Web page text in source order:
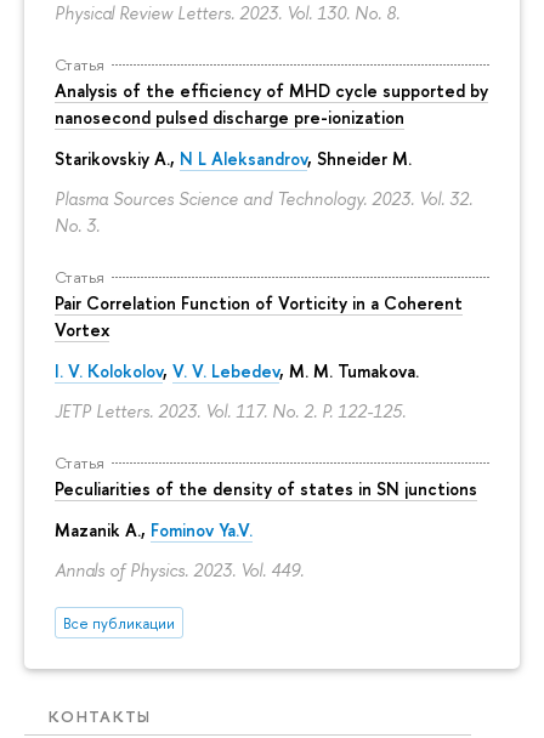
Physical Review Letters. 2023. Vol. 130. No. 8.
Статья
Analysis of the efficiency of MHD cycle supported by
nanosecond pulsed discharge pre-ionization
Starikovskiy A., N L Aleksandrov, Shneider M.
Plasma Sources Science and Technology. 2023. Vol. 32.
No. 3.
Статья
Pair Correlation Function of Vorticity in a Coherent
Vortex
I. V. Kolokolov, V. V. Lebedev, M. M. Tumakova.
JETP Letters. 2023. Vol. 117. No. 2. P. 122-125.
Статья
Peculiarities of the density of states in SN junctions
Mazanik A., Fominov Ya.V.
Annals of Physics. 2023. Vol. 449.
Все публикации
КОНТАКТЫ